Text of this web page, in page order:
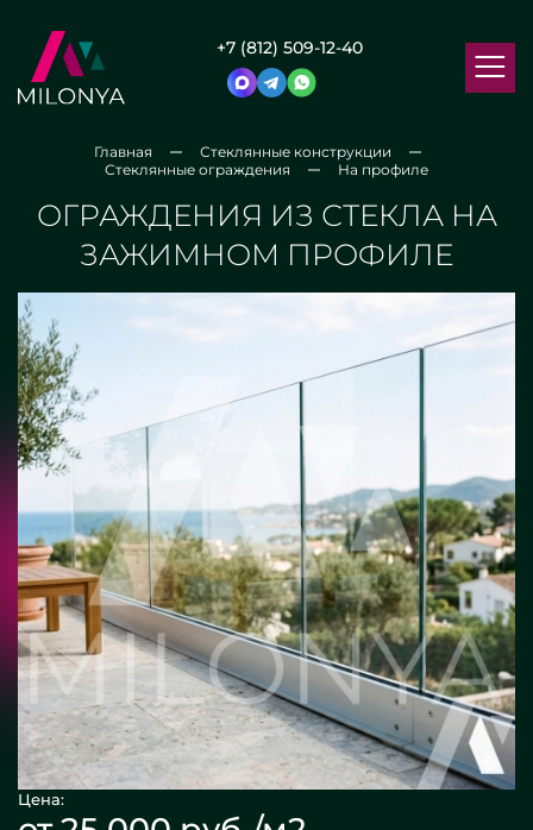
+7 (812) 509-12-40
Главная
Стеклянные конструкции
Стеклянные ограждения
На профиле
ОГРАЖДЕНИЯ ИЗ СТЕКЛА НА
ЗАЖИМНОМ ПРОФИЛЕ
Цена: